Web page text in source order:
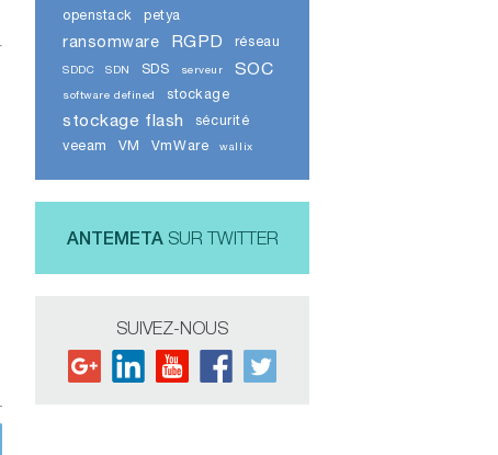
openstack petya
ransomware RGPD réseau
SDDC SDN SDS serveur SOC
software defined stockage
stockage flash
sécurité
veeam
VM VmWare wallix
ANTEMETASUR TWITTER
SUIVEZ-NOUS